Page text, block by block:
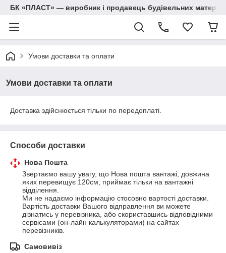
БК «ПЛАСТ» — виробник і продавець будівельних
Умови доставки та оплати
Умови доставки та оплати
Доставка здійснюється тільки по передоплаті.
Способи доставки
Нова Пошта
Звертаємо вашу увагу, що Нова пошта вантажі, довжина
яких перевищує 120см, приймає тільки на вантажні
відділення.
Ми не надаємо інформацію стосовно вартості доставки.
Вартість доставки Вашого відправлення ви можете
дізнатись у перевізника, або скориставшись відповідними
сервісами (он-лайн калькуляторами) на сайтах
перевізників.
Самовивіз